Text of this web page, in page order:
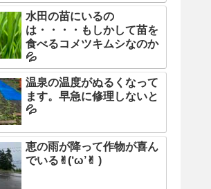
水田の苗にいるの
は・・・・もしかして苗を
食べるコメツキムシなのか
💦
温泉の温度がぬるくなって
ます。早急に修理しないと
💦
恵の雨が降って作物が喜ん
でいる✌︎(‘ω’✌︎ )